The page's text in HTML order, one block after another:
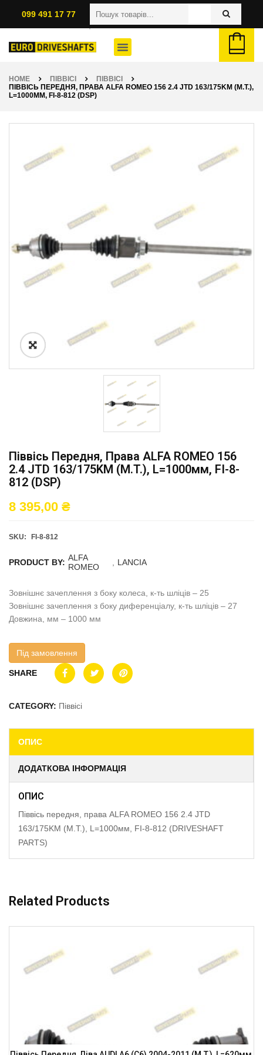
099 491 17 77
HOME ПІВВІСІ
ПІВВІСІ
ПІВВІСЬ ПЕРЕДНЯ, ПРАВА ALFA ROMEO 156 2.4 JTD 163/175KM (M.T.),
L=1000ММ, FI-8-812 (DSP)
Піввісь Передня, Права ALFA ROMEO 156
2.4 JTD 163/175KM (M.T.), L=1000мм, FI-8-
812 (DSP)
8 395,00 ₴
SKU: FI-8-812
PRODUCT BY: ALFA
ROMEO
LANCIA
Зовнішнє зачеплення з боку колеса, к-ть шліців – 25
Зовнішнє зачеплення з боку диференціалу, к-ть шліців – 27
Довжина, мм – 1000 мм
Під замовлення
SHARE
CATEGORY: Піввісі
ОПИС
ДОДАТКОВА ІНФОРМАЦІЯ
ОПИС
Піввісь передня, права ALFA ROMEO 156 2.4 JTD
163/175KM (M.T.), L=1000мм, FI-8-812 (DRIVESHAFT
PARTS)
Related Products